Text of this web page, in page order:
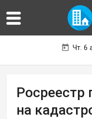
Чт. 6
Росреестр
на